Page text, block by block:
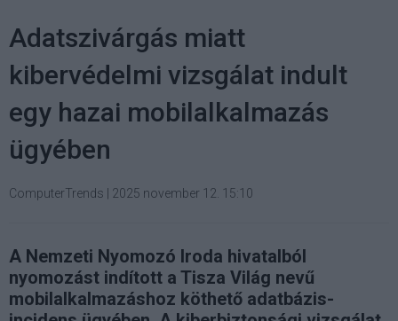
Adatszivárgás miatt
kibervédelmi vizsgálat indult
egy hazai mobilalkalmazás
ügyében
ComputerTrends 2025 november 12. 15:10
A Nemzeti Nyomozó Iroda hivatalból
nyomozást indított a Tisza Világ nevű
mobilalkalmazáshoz köthető adatbázis-